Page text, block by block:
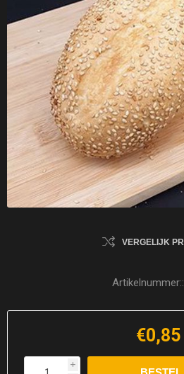
VERGELIJK
Artikelnummer::
€0,85
i